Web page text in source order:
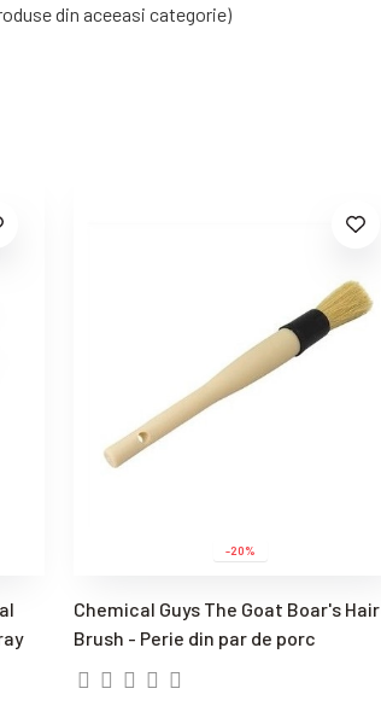
din aceeasi categorie)
-20%
Chemical Guys The Goat Boar's Hair
Brush - Perie din par de porc